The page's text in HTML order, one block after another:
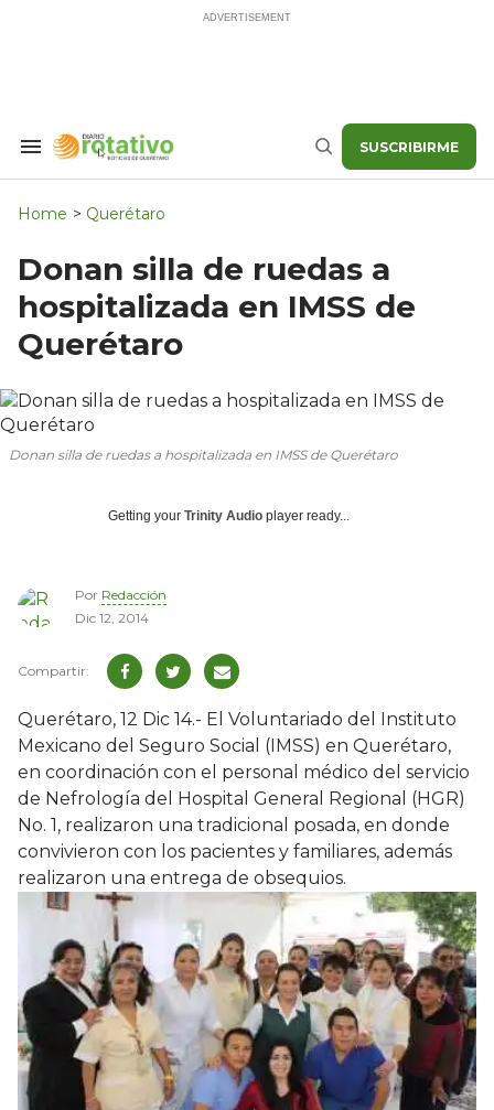
Search
Navigation
Buscar SUSCRIBIRME
Home > Querétaro
Donan silla de ruedas a
hospitalizada en IMSS de
Querétaro
Donan silla de ruedas a hospitalizada en IMSS de Querétaro
Getting your Trinity Audio player ready...
Por Redacción
Dic 12, 2014
​Querétaro, 12 Dic 14.- El Voluntariado del Instituto
Mexicano del Seguro Social (IMSS) en Querétaro,
en coordinación con el personal médico del servicio
de Nefrología del Hospital General Regional (HGR)
No. 1, realizaron una tradicional posada, en donde
convivieron con los pacientes y familiares, además
realizaron una entrega de obsequios.